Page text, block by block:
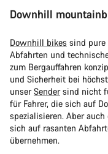
Downhill
Downhill bikes sind
Abfahrten und
zum Bergauffahren
und Sicherheit bei
unserSendersind nicht
für Fahrer, die sich auf
spezialisieren. Aber
sich auf rasanten
übernehmen.